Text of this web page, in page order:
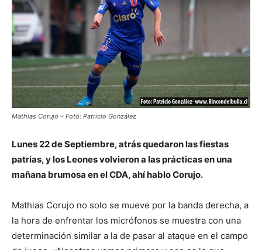
Mathias Corujo – Foto: Patricio González
Lunes 22 de Septiembre, atrás quedaron las fiestas
patrias, y los Leones volvieron a las prácticas en una
mañana brumosa en el CDA, ahí hablo Corujo.
Mathias Corujo no solo se mueve por la banda derecha, a
la hora de enfrentar los micrófonos se muestra con una
determinación similar a la de pasar al ataque en el campo